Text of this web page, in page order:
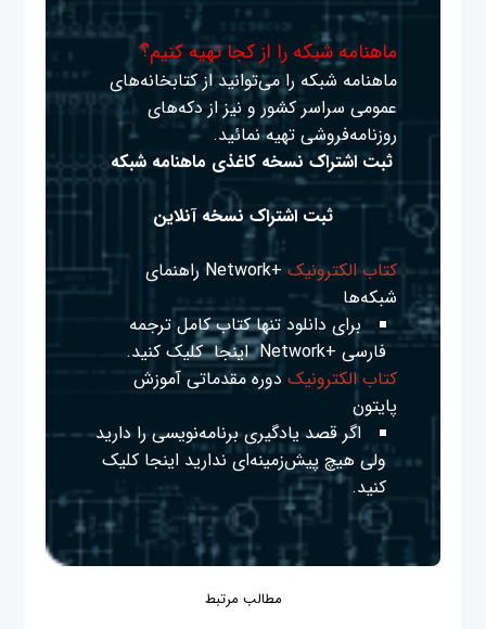
ماهنامه شبکه را از کجا تهیه کنیم؟
ماهنامه شبکه را می‌توانید از کتابخانه‌های
عمومی سراسر کشور و نیز از دکه‌های
روزنامه‌فروشی تهیه نمائید.
ثبت اشتراک نسخه کاغذی ماهنامه شبکه
ثبت اشتراک نسخه آنلاین
کتاب الکترونیک
+Network راهنمای
شبکه‌ها
برای دانلود تنها کتاب کامل ترجمه
فارسی +Network
اینجا کلیک کنید.
کتاب الکترونیک دوره مقدماتی آموزش
پایتون
اگر قصد یادگیری برنامه‌نویسی را دارید
ولی هیچ پیش‌زمینه‌ای نداریداینجا کلیک
کنید.
مطالب مرتبط